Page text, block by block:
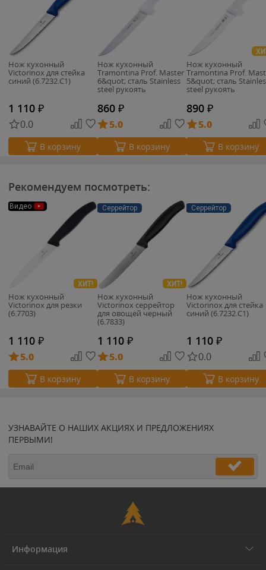
Нож кухонный
Victorinox для стейка
синий (6.7232.C1)
1 110 ₽
0.0
В корзину
Нож кухонный
Tramontina Prof. Master
6&quot; сталь Stainless
steel рукоять
поликарбонат
(24605/086)
860 ₽
5.0
В корзину
Нож кухонный
Tramontina Prof.
5&quot; сталь
steel рукоять
поликарбонат
(24605/085)
890 ₽
5.0
В корзину
Рекомендуем посмотреть:
Видео
ХИТ!
Нож кухонный
Victorinox для резки
(6.7703)
1 110 ₽
5.0
В корзину
Серрейтор
ХИТ!
Нож кухонный
Victorinox серрейтор
для овощей черный
(6.7833)
1 110 ₽
5.0
В корзину
Серрейтор
Нож кухонный
Victorinox для стейка
синий (6.7232.C1)
1 110 ₽
0.0
В корзину
УЗНАВАЙТЕ О НАШИХ АКЦИЯХ И ПРЕДЛОЖЕНИЯХ
ПЕРВЫМИ!
Информация